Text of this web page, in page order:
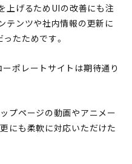
上げるためUIの改善にも注
テンツや社内情報の更新に
たためです。
ポレートサイトは期待通り
プページの動画やアニメー
にも柔軟に対応いただけた